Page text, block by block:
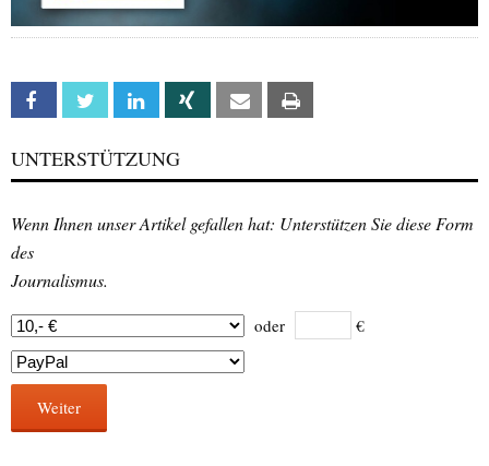
Facebook Twitter Linkedin Xing Email
UNTERSTÜTZUNG
Wenn Ihnen unser Artikel gefallen hat: Unterstützen Sie diese Form
des
Journalismus.
oder €
Weiter